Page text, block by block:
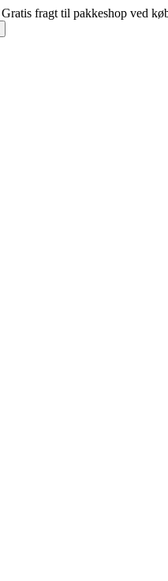
Gratis fragt til pakkeshop ved